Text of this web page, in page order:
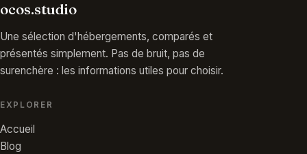
ocos.studio
Une sélection d'hébergements, comparés et
présentés simplement. Pas de bruit, pas de
surenchère : les informations utiles pour choisir.
EXPLORER
Accueil
Blog